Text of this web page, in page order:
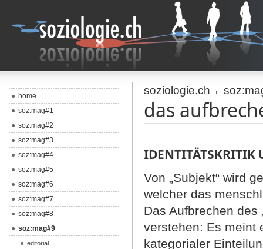
soziologie.ch
das
IDENTITÄTSKRITIK
Von „Subjekt“ wird
welcher das
Das Aufbrechen des
verstehen: Es meint
kategorialer
home
soz:mag#1
soz:mag#2
soz:mag#3
soz:mag#4
soz:mag#5
soz:mag#6
soz:mag#7
soz:mag#8
soz:mag#9
editorial